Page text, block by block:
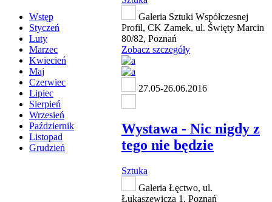
Wstęp
Styczeń
Luty
Marzec
Kwiecień
Maj
Czerwiec
Lipiec
Sierpień
Wrzesień
Październik
Listopad
Grudzień
Galeria Sztuki Współczesnej
Profil, CK Zamek, ul. Święty Marcin
80/82, Poznań
Zobacz szczegóły
27.05-26.06.2016
Wystawa - Nic nigdy z
tego nie będzie
Sztuka
Galeria Łęctwo, ul.
Łukaszewicza 1, Poznań